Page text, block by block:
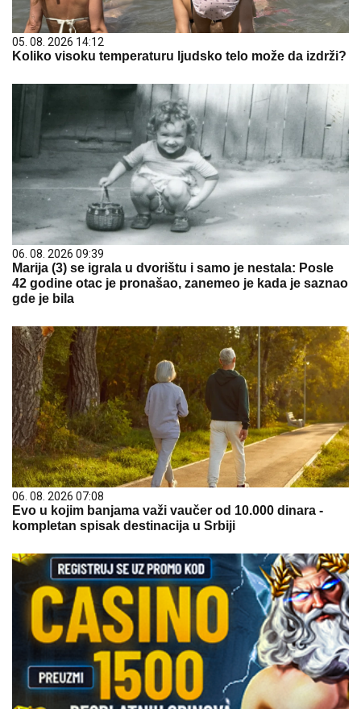
05. 08. 2026 14:12
Koliko visoku temperaturu ljudsko telo može da izdrži?
06. 08. 2026 09:39
Marija (3) se igrala u dvorištu i samo je nestala: Posle
42 godine otac je pronašao, zanemeo je kada je saznao
gde je bila
06. 08. 2026 07:08
Evo u kojim banjama važi vaučer od 10.000 dinara -
kompletan spisak destinacija u Srbiji